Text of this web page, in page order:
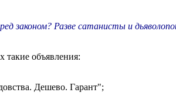
законом? Разве сатанисты и
такие объявления:
Дешево. Гарант";